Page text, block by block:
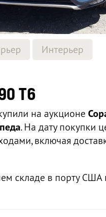
Интерьер
T6
на аукционе
. На дату покупки
включая
складе в порту США